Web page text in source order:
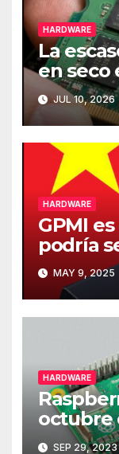
HARDWARE
La
en seco
de PCs
JUL 10, 2026
HARDWARE
GPMI
podría
de
datos
MAY 9, 2025
HARDWARE
octubre
núcleos
SEP 29, 2023